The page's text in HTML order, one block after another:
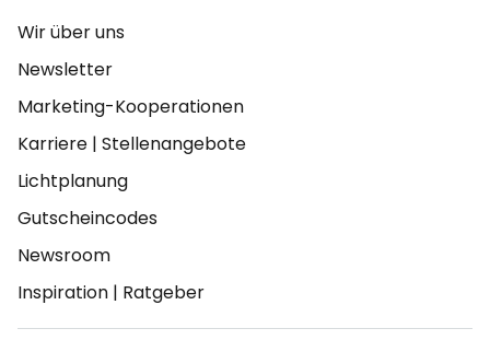
Wir über uns
Newsletter
Marketing-Kooperationen
Karriere | Stellenangebote
Lichtplanung
Gutscheincodes
Newsroom
Inspiration | Ratgeber